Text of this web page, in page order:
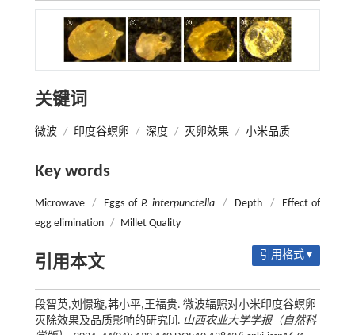
关键词
微波 / 印度谷螟卵 / 深度 / 灭卵效果 / 小米品质
Key words
Microwave / Eggs ofP. interpunctella / Depth /
Effect of
egg elimination / Millet Quality
引用本文 引用格式 ▾
段智英,刘憬璇,韩小平,王福贵. 微波辐照对小米印度谷螟卵
灭除效果及品质影响的研究[J]. 山西农业大学学报（自然科